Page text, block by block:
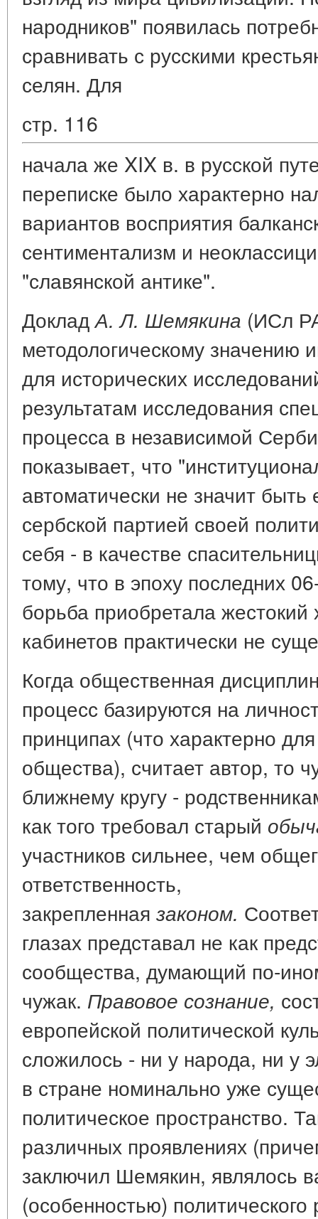
народников" появилась
сравнивать с русскими
селян. Для
стр. 116
начала же XIX в. в русской
переписке было характерно
вариантов восприятия
сентиментализм и
"славянской антике".
ДокладА. Л. Шемякина (ИСл
методологическому значению
для исторических
результатам исследования
процесса в независимой
показывает, что
автоматически не значит
сербской партией своей
себя - в качестве
тому, что в эпоху последних
борьба приобретала
кабинетов практически не
Когда общественная
процесс базируются на
принципах (что характерно
общества), считает автор, то
ближнему кругу -
как того требовал старый
участников сильнее, чем
ответственность,
закрепленная законом.
глазах представал не как
сообщества, думающий по-
чужак. Правовое сознание,
европейской политической
сложилось - ни у народа, ни у
в стране номинально уже
политическое пространство.
различных проявлениях
заключил Шемякин, являлось
(особенностью)